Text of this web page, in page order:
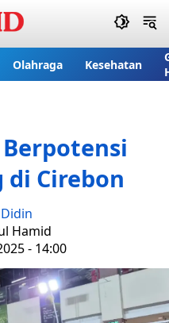
Olahraga Kesehatan
di Cirebon
Didin
Hamid
- 14:00